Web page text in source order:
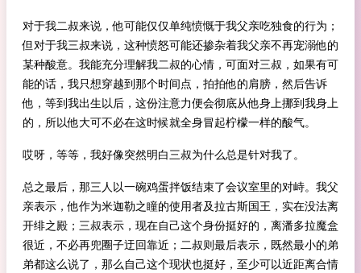
对于我二叔来说，他可能仅仅单纯愤慨于我父亲吃独食的行为；
但对于我三叔来说，这种愤怒可能还掺杂着我父亲不再宠溺他的
某种酸意。我能充分理解我二叔的心情，可面对三叔，如果有可
能的话，我只想穿越到那个时间点，拍拍他的肩膀，然后告诉
他，等到我出生以后，这份注意力便会彻底从他身上挪到我身上
的，所以他大可不必在这时候就全身冒起柠檬一样的酸气。
哎呀，等等，我好像突然明白三叔为什么总是针对我了。
总之最后，那三人以一碗鸡蛋拌饭结束了会议室里的对峙。我父
亲表示，他作为米迦勒之瞳的使用者及拉古斯国王，实在没法离
开绯之殿；三叔表示，现在自己这个身份挺好的，离潘多拉魔盒
很近，不必再兜圈子迂回靠近；二叔则最后表示，既然最小的弟
弟都这么说了，那么自己这个现状也挺好，至少可以近距离合情